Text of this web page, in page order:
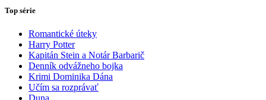
Top série
Romantické úteky
Harry Potter
Kapitán Stein a Notár Barbarič
Denník odvážneho bojka
Krimi Dominika Dána
Učím sa rozprávať
Duna